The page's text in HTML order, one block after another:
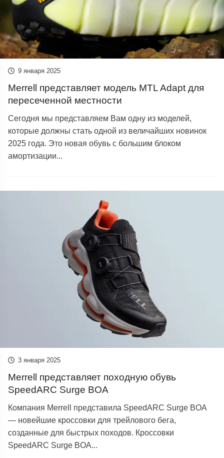
9 января 2025
Merrell представляет модель MTL Adapt для
пересеченной местности
Сегодня мы представляем Вам одну из моделей,
которые должны стать одной из величайших новинок
2025 года. Это новая обувь с большим блоком
амортизации...
3 января 2025
Merrell представляет походную обувь
SpeedARC Surge BOA
Компания Merrell представила SpeedARC Surge BOA
— новейшие кроссовки для трейлового бега,
созданные для быстрых походов. Кроссовки
SpeedARC Surge BOA...